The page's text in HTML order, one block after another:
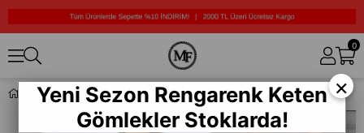
0
Nakış Detaylı Oversize T-Shirt (TSS07) ×
Yeni Sezon Rengarenk Keten
Gömlekler Stoklarda!